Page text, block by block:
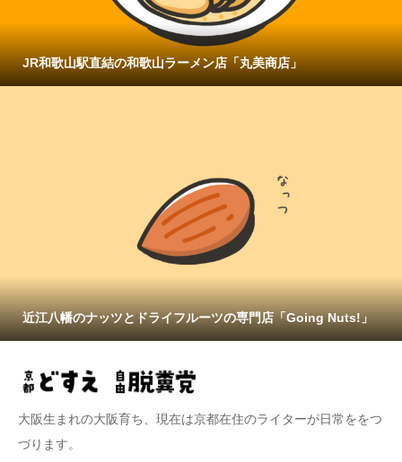
JR和歌山駅直結の和歌山ラーメン店「丸美商店」
近江八幡のナッツとドライフルーツの専門店「Going Nuts!」
大阪生まれの大阪育ち、現在は京都在住のライターが日常ををつ
づります。